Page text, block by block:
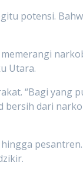
potensi.
Utara.
“Bagi yang
dari